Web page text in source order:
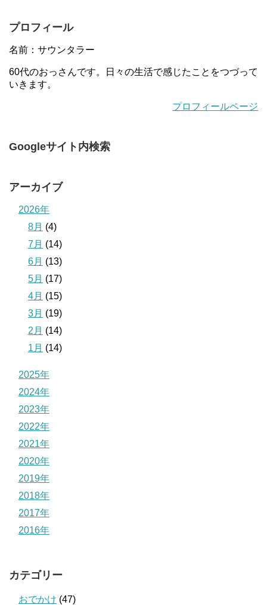
プロフィール
名前：サウンタラー
60代のおっさんです。日々の生活で感じたことをつづって
いきます。
プロフィールページ
Googleサイト内検索
アーカイブ
2026年
8月 (4)
7月 (14)
6月 (13)
5月 (17)
4月 (15)
3月 (19)
2月 (14)
1月 (14)
2025年
2024年
2023年
2022年
2021年
2020年
2019年
2018年
2017年
2016年
カテゴリー
おでかけ (47)